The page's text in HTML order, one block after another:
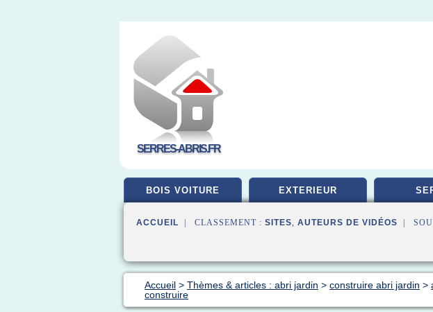
SERRES-ABRIS.FR
BOIS VOITURE EXTERIEUR
ACCUEIL | CLASSEMENT : SITES, AUTEURS DE VIDÉOS |
Accueil > Thèmes & articles : abri jardin > construire abri jardin >
construire